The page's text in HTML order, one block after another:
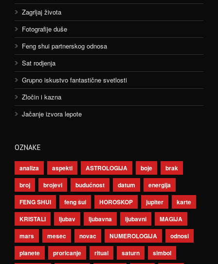
Zagrljaj života
Fotografije duše
Feng shui partnerskog odnosa
Sat rodjenja
Grupno iskustvo fantastične svetlosti
Zločin i kazna
Jačanje izvora lepote
OZNAKE
analiza aspekti ASTROLOGIJA boje
brak
broj
brojevi budućnost datum
energija
FENG SHUI
feng šui HOROSKOP jupiter
karte
KRISTALI
ljubav ljubavna ljubavni
MAGIJA
mars
mesec novac NUMEROLOGIJA
odnosi
planete
proricanje ritual saturn simbol